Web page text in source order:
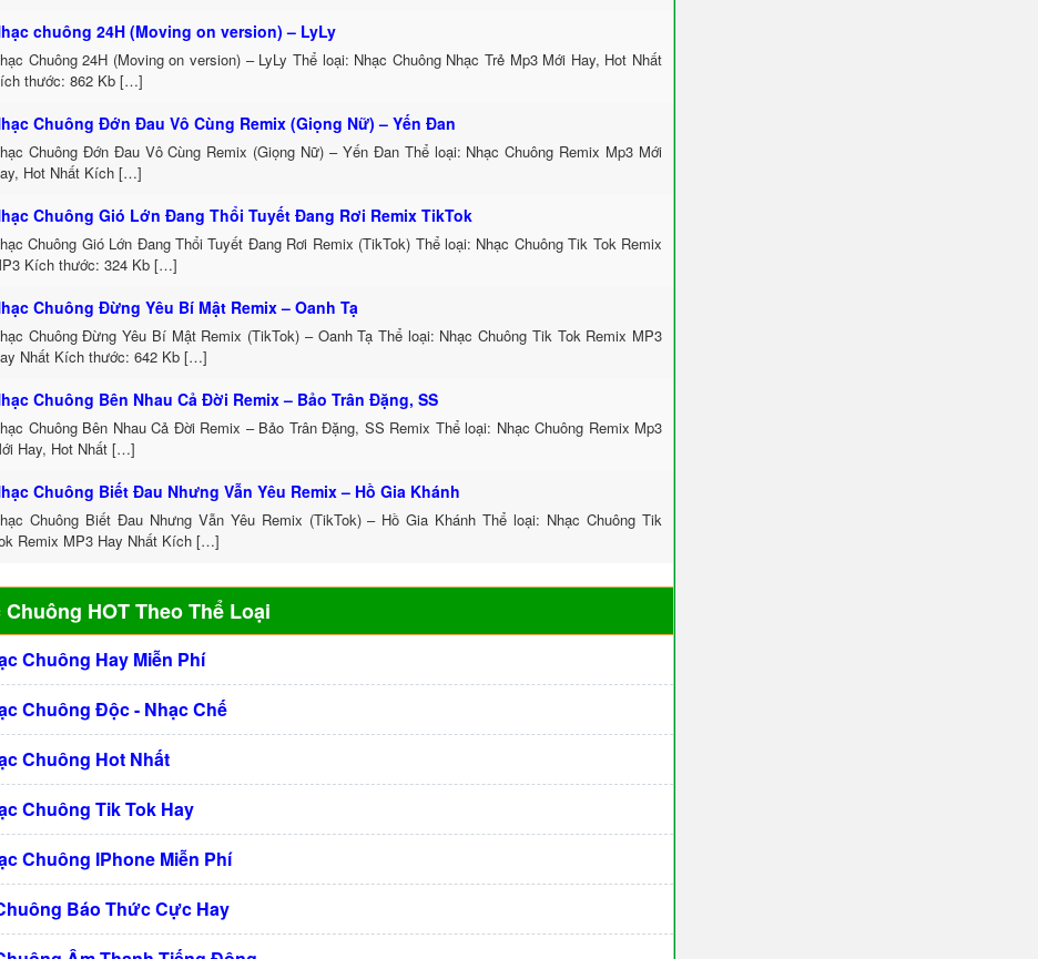
chuông 24H (Moving on version) – LyLy
Chuông 24H (Moving on version) – LyLy Thể loại: Nhạc Chuông Nhạc Trẻ Mp3 Mới Hay, Hot Nhất
thước: 862 Kb […]
Chuông Đớn Đau Vô Cùng Remix (Giọng Nữ) – Yến Đan
Chuông Đớn Đau Vô Cùng Remix (Giọng Nữ) – Yến Đan Thể loại: Nhạc Chuông Remix Mp3 Mới
Hot Nhất Kích […]
Chuông Gió Lớn Đang Thổi Tuyết Đang Rơi Remix TikTok
Chuông Gió Lớn Đang Thổi Tuyết Đang Rơi Remix (TikTok) Thể loại: Nhạc Chuông Tik Tok Remix
Kích thước: 324 Kb […]
Chuông Đừng Yêu Bí Mật Remix – Oanh Tạ
Chuông Đừng Yêu Bí Mật Remix (TikTok) – Oanh Tạ Thể loại: Nhạc Chuông Tik Tok Remix MP3
Nhất Kích thước: 642 Kb […]
Chuông Bên Nhau Cả Đời Remix – Bảo Trân Đặng, SS
Chuông Bên Nhau Cả Đời Remix – Bảo Trân Đặng, SS Remix Thể loại: Nhạc Chuông Remix Mp3
Hay, Hot Nhất […]
Chuông Biết Đau Nhưng Vẫn Yêu Remix – Hồ Gia Khánh
Chuông Biết Đau Nhưng Vẫn Yêu Remix (TikTok) – Hồ Gia Khánh Thể loại: Nhạc Chuông Tik
Remix MP3 Hay Nhất Kích […]
Chuông HOT Theo Thể Loại
Chuông Hay Miễn Phí
Chuông Độc - Nhạc Chế
Chuông Hot Nhất
Chuông Tik Tok Hay
Chuông IPhone Miễn Phí
Báo Thức Cực Hay